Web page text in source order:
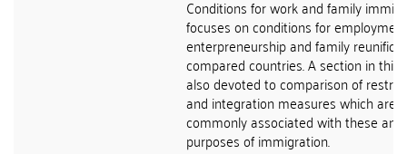
Conditions for work and family
focuses on conditions for
enterpreneurship and family
compared countries. A section in this
also devoted to comparison of
and integration measures which are
commonly associated with these
purposes of immigration.